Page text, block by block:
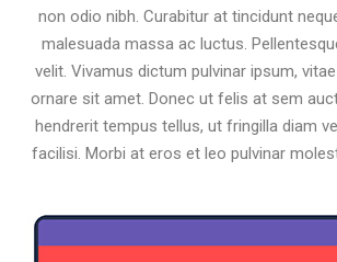
non odio nibh. Curabitur at tincidunt
malesuada massa ac luctus.
velit. Vivamus dictum pulvinar ipsum,
ornare sit amet. Donec ut felis at sem
hendrerit tempus tellus, ut fringilla diam
facilisi. Morbi at eros et leo pulvinar